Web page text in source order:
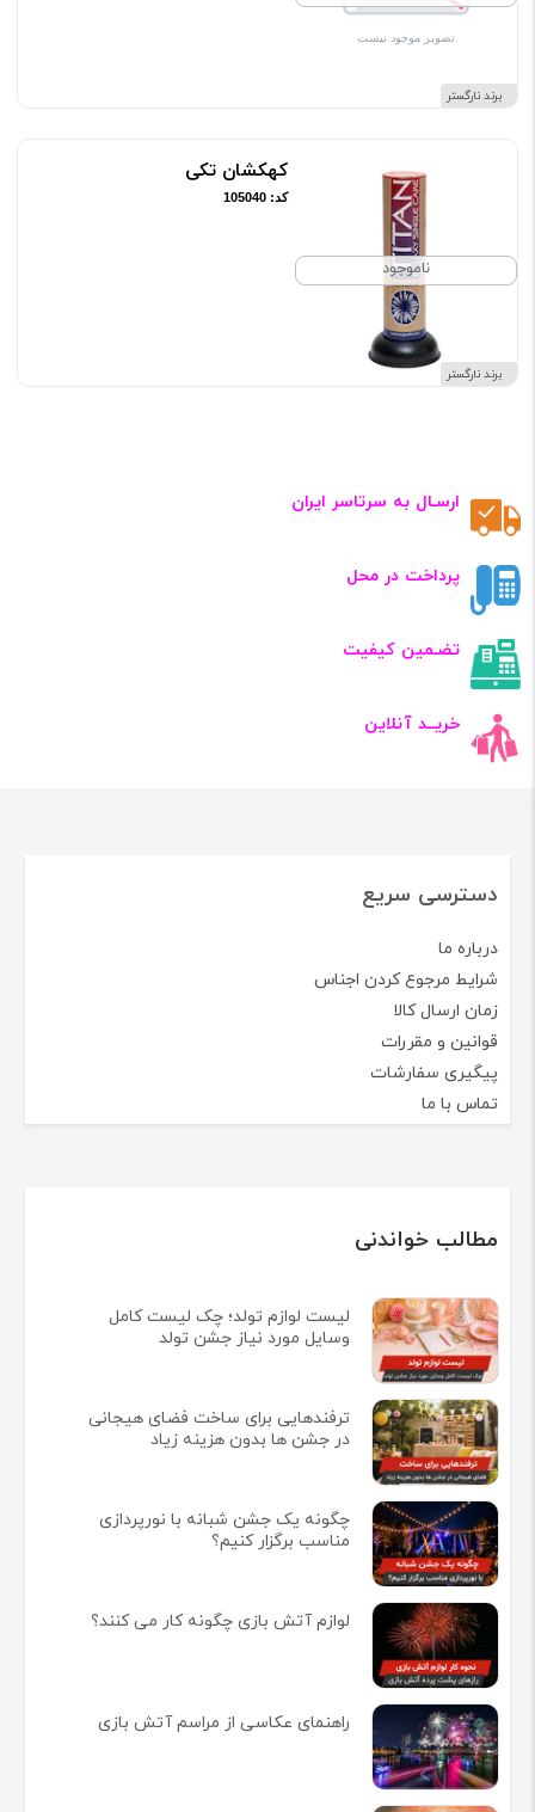
برند نارگستر
ناموجود
برند نارگستر
کهکشان تکی
کد: 105040
ارسـال به سرتاسر ایران
پرداخت در محل
تضـمین کیفیت
خریــد آنلاین
دسترسی سریع
درباره ما
شرایط مرجوع کردن اجناس
زمان ارسال کالا
قوانین و مقررات
پیگیری سفارشات
تماس با ما
مطالب خواندنی
لیست لوازم تولد؛ چک لیست کامل
وسایل مورد نیاز جشن تولد
ترفندهایی برای ساخت فضای هیجانی
در جشن ها بدون هزینه زیاد
چگونه یک جشن شبانه با نورپردازی
مناسب برگزار کنیم؟
لوازم آتش بازی چگونه کار می کنند؟
راهنمای عکاسی از مراسم آتش بازی